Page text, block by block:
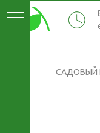
САДОВЫЙ